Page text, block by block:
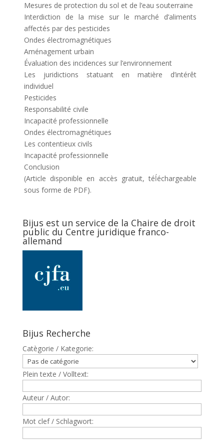
Mesures de protection du sol et de l’eau souterraine
Interdiction de la mise sur le marché d’aliments
affectés par des pesticides
Ondes électromagnétiques
Aménagement urbain
Évaluation des incidences sur l’environnement
Les juridictions statuant en matière d’intérêt
individuel
Pesticides
Responsabilité civile
Incapacité professionnelle
Ondes électromagnétiques
Les contentieux civils
Incapacité professionnelle
Conclusion
(Article disponible en accès gratuit, téĺéchargeable
sous forme de PDF).
Bijus est un service de la Chaire de droit
public du Centre juridique franco-
allemand
Bijus Recherche
Catègorie / Kategorie:
Plein texte / Volltext:
Auteur / Autor:
Mot clef / Schlagwort: